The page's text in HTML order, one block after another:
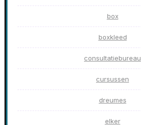
box
boxkleed
consultatiebureau
cursussen
dreumes
elker